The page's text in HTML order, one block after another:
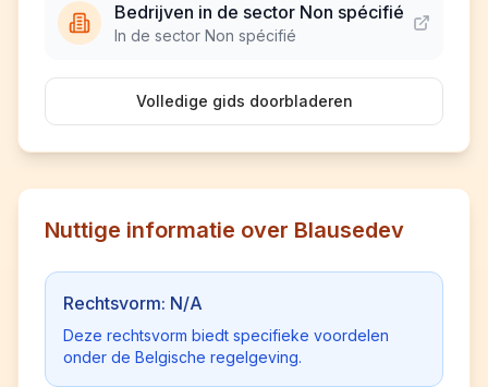
Bedrijven in de sector Non spécifié
In de sector Non spécifié
Volledige gids doorbladeren
Nuttige informatie over Blausedev
Rechtsvorm: N/A
Deze rechtsvorm biedt specifieke voordelen
onder de Belgische regelgeving.